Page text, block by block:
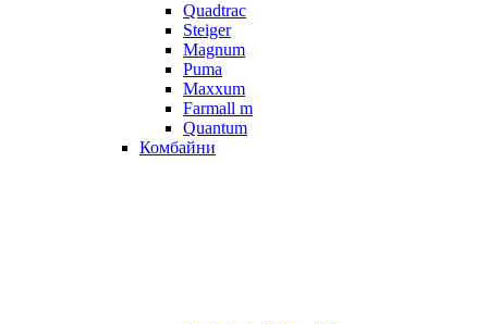
Quadtrac
Steiger
Magnum
Puma
Maxxum
Farmall m
Quantum
Комбайни